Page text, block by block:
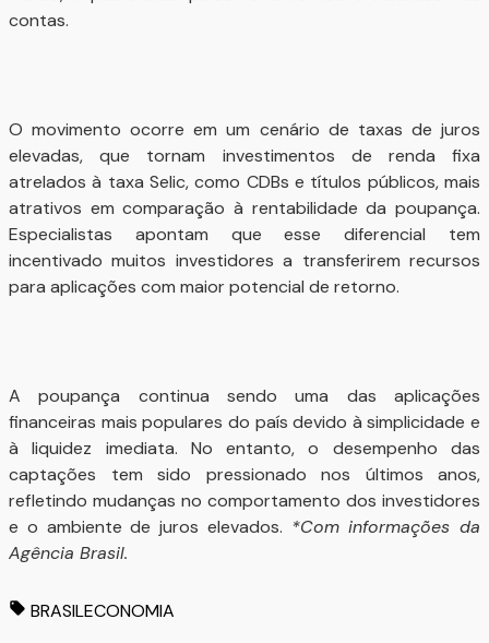
contas.
O movimento ocorre em um cenário de taxas de juros
elevadas, que tornam investimentos de renda fixa
atrelados à taxa Selic, como CDBs e títulos públicos, mais
atrativos em comparação à rentabilidade da poupança.
Especialistas apontam que esse diferencial tem
incentivado muitos investidores a transferirem recursos
para aplicações com maior potencial de retorno.
A poupança continua sendo uma das aplicações
financeiras mais populares do país devido à simplicidade e
à liquidez imediata. No entanto, o desempenho das
captações tem sido pressionado nos últimos anos,
refletindo mudanças no comportamento dos investidores
e o ambiente de juros elevados. *Com informações da
Agência Brasil.
BRASILECONOMIA